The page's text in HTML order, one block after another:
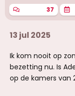
n
:
37
13 jul 2025
Ik kom nooit op
bezetting nu. Is
op de kamers van